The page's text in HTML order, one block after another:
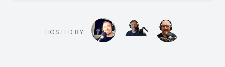
HOSTED BY